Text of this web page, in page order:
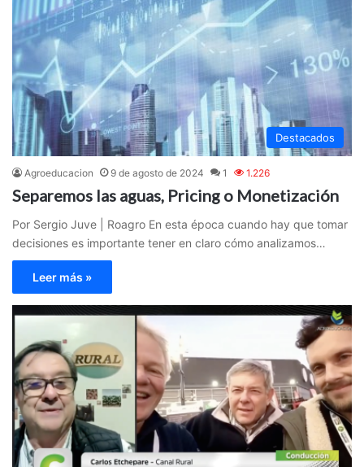
Destacados
Agroeducacion 9 de agosto de 2024 1 1.226
Separemos las aguas, Pricing o Monetización
Por Sergio Juve | Roagro En esta época cuando hay que tomar
decisiones es importante tener en claro cómo analizamos…
Leer más »